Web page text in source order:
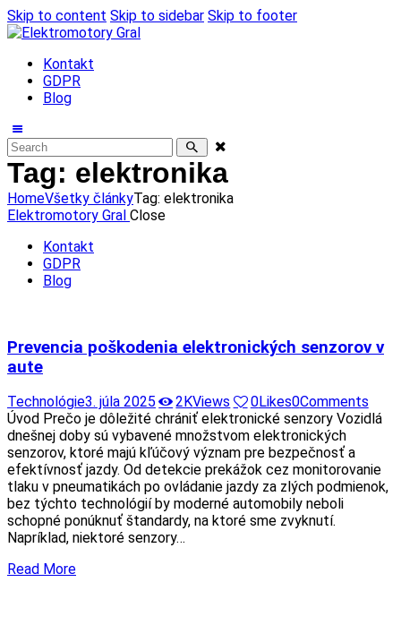
Skip to content Skip to sidebar Skip to footer
Kontakt
GDPR
Blog
Tag: elektronika
HomeVšetky článkyTag: elektronika
Elektromotory Gral Close
Kontakt
GDPR
Blog
Prevencia poškodenia elektronických senzorov v
aute
Technológie3. júla 2025 2KViews 0Likes0Comments
Úvod Prečo je dôležité chrániť elektronické senzory Vozidlá
dnešnej doby sú vybavené množstvom elektronických
senzorov, ktoré majú kľúčový význam pre bezpečnosť a
efektívnosť jazdy. Od detekcie prekážok cez monitorovanie
tlaku v pneumatikách po ovládanie jazdy za zlých podmienok,
bez týchto technológií by moderné automobily neboli
schopné ponúknuť štandardy, na ktoré sme zvyknutí.
Napríklad, niektoré senzory…
Read More